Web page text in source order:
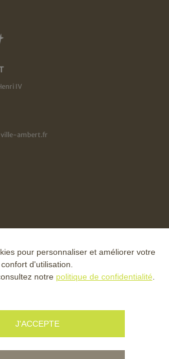
IV
ville-ambert.fr
pour personnaliser et améliorer votre
confort d'utilisation.
notre politique de confidentialité
J'ACCEPTE